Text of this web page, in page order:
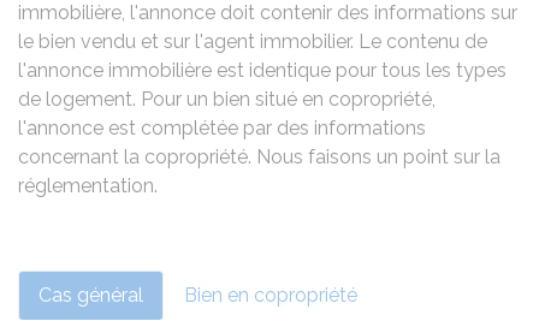
immobilière, l'annonce doit contenir des informations sur
le bien vendu et sur l'agent immobilier. Le contenu de
l'annonce immobilière est identique pour tous les types
de logement. Pour un bien situé en copropriété,
l'annonce est complétée par des informations
concernant la copropriété. Nous faisons un point sur la
réglementation.
Cas général Bien en copropriété